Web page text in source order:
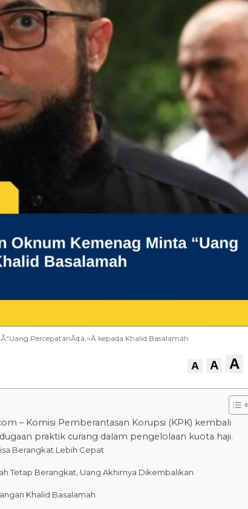
PercepatanÃ¢â‚¬Â kepada Khalid Basalamah
A A A
– Komisi Pemberantasan Korupsi (KPK) kembali
praktik curang dalam pengelolaan kuota haji.
Berangkat Lebih Cepat
Tetap Berangkat, Uang Akhirnya Dikembalikan
Khalid Basalamah